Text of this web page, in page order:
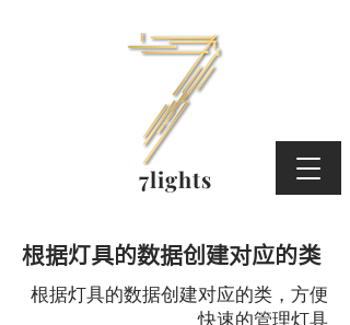
7lights
​根据灯具的数据创建对应的类
​根据灯具的数据创建对应的类，方便
快速的管理灯具